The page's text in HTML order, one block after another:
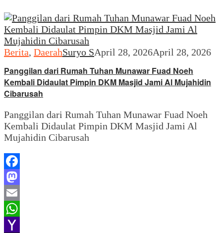
Berita, DaerahSuryo SApril 28, 2026April 28, 2026
Panggilan dari Rumah Tuhan Munawar Fuad Noeh
Kembali Didaulat Pimpin DKM Masjid Jami Al Mujahidin
Cibarusah
Panggilan dari Rumah Tuhan Munawar Fuad Noeh
Kembali Didaulat Pimpin DKM Masjid Jami Al
Mujahidin Cibarusah
Facebook
Mastodon
Email
WhatsApp